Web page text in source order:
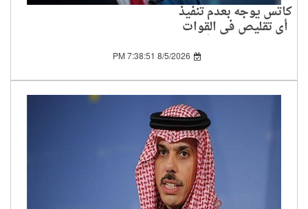
كاتس يوجه بعدم تنفيذ
أي تقليص في القوات
المنتشرة في غلاف غزة
8/5/2026 7:38:51 PM